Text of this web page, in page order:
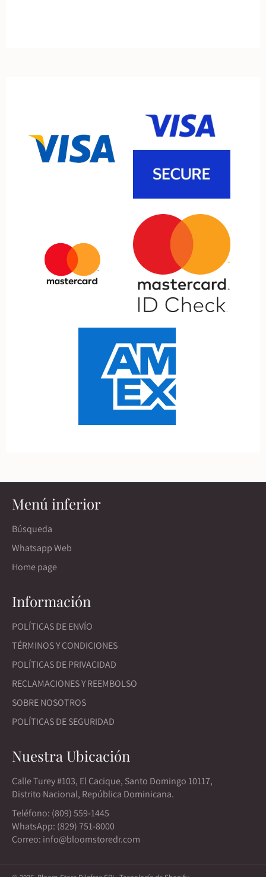
Menú inferior
Búsqueda
Whatsapp Web
Home page
Información
POLÍTICAS DE ENVÍO
TÉRMINOS Y CONDICIONES
POLÍTICAS DE PRIVACIDAD
RECLAMACIONES Y REEMBOLSO
SOBRE NOSOTROS
POLÍTICAS DE SEGURIDAD
Nuestra Ubicación
Calle Turey #103, El Cacique, Santo Domingo 10117,
Distrito Nacional, República Dominicana.
Teléfono: (809) 559-1445
WhatsApp: (829) 751-8000
Correo: info@bloomstoredr.com